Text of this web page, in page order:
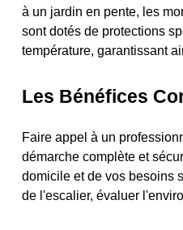
à un jardin en pente, les
sont dotés de protections
température, garantissant
Les Bénéfices
Faire appel à un
démarche complète et
domicile et de vos besoins
de l'escalier, évaluer